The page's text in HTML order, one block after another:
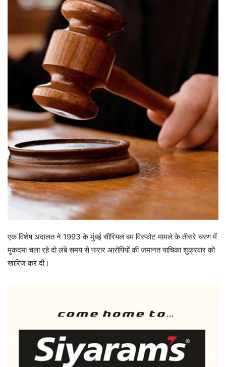
एक विशेष अदालत ने 1993 के मुंबई सीरियल बम विस्फोट मामले के तीसरे चरण में
मुकदमा चला रहे दो लंबे समय से फरार आरोपियों की जमानत याचिका शुक्रवार को
खारिज कर दी।